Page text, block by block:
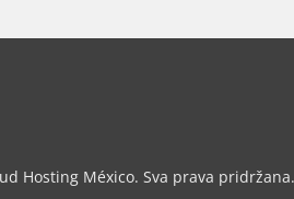
Hosting México. Sva prava pridržana.